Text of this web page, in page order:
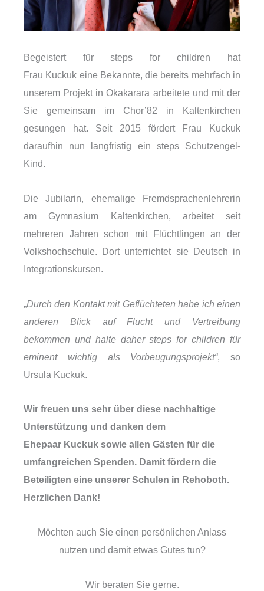
Begeistert für steps for children hat
Frau Kuckuk eine Bekannte, die bereits mehrfach in
unserem Projekt in Okakarara arbeitete und mit der
Sie gemeinsam im Chor’82 in Kaltenkirchen
gesungen hat. Seit 2015 fördert Frau Kuckuk
daraufhin nun langfristig ein steps Schutzengel-
Kind.
Die Jubilarin, ehemalige Fremdsprachenlehrerin
am Gymnasium Kaltenkirchen, arbeitet seit
mehreren Jahren schon mit Flüchtlingen an der
Volkshochschule. Dort unterrichtet sie Deutsch in
Integrationskursen.
Durch den Kontakt mit Geflüchteten habe ich einen
anderen Blick auf Flucht und Vertreibung
bekommen und halte daher steps for children für
eminent wichtig als Vorbeugungsprojekt“, so
Ursula Kuckuk.
Wir freuen uns sehr über diese nachhaltige
Unterstützung und danken dem
Ehepaar Kuckuk sowie allen Gästen für die
umfangreichen Spenden. Damit fördern die
Beteiligten eine unserer Schulen in Rehoboth.
Herzlichen Dank!
Möchten auch Sie einen persönlichen Anlass
nutzen und damit etwas Gutes tun?
Wir beraten Sie gerne.